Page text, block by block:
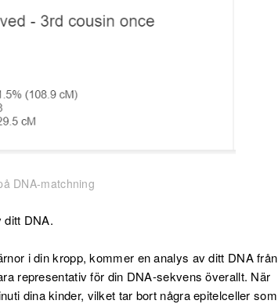
DNA-matchning
ditt DNA.
i din kropp, kommer en analys av ditt DNA från
representativ för din DNA-sekvens överallt. När
dina kinder, vilket tar bort några epitelceller som